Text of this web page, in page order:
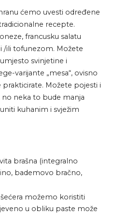
ćemo uvesti određene
recepte.
francusku salatu
/ili tofunezom. Možete
svinjetine i
varijante „mesa“, ovisno
Možete pojesti i
neka to bude manja
kuhanim i svježim
brašna (integralno
bademovo bračno,
možemo koristiti
u obliku paste može